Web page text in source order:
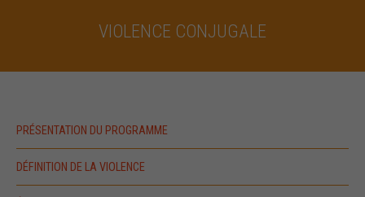
Violence sexuelle
Contactez-nous
VIOLENCE CONJUGALE
PRÉSENTATION DU PROGRAMME
DÉFINITION DE LA VIOLENCE